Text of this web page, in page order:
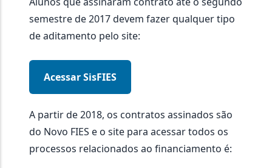
semestre de 2017 devem fazer qualquer tipo
de aditamento pelo site:
Acessar SisFIES
A partir de 2018, os contratos assinados são
do Novo FIES e o site para acessar todos os
processos relacionados ao financiamento é: